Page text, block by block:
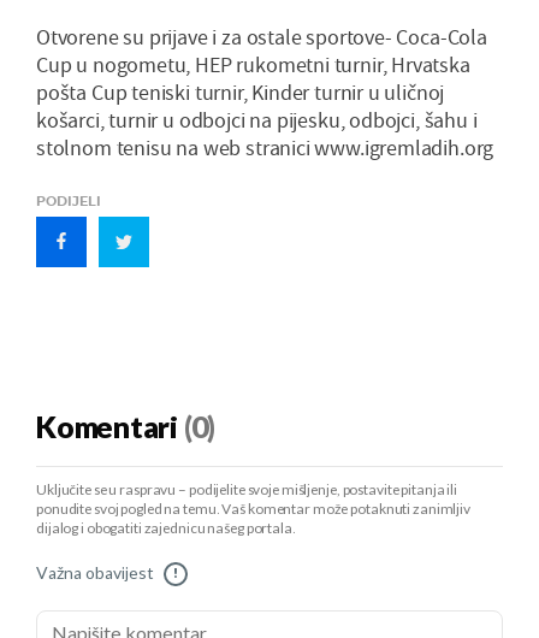
Otvorene su prijave i za ostale sportove- Coca-Cola
Cup u nogometu, HEP rukometni turnir, Hrvatska
pošta Cup teniski turnir, Kinder turnir u uličnoj
košarci, turnir u odbojci na pijesku, odbojci, šahu i
stolnom tenisu na web stranici www.igremladih.org
PODIJELI
Komentari (0)
Uključite se u raspravu – podijelite svoje mišljenje, postavite pitanja ili
ponudite svoj pogled na temu. Vaš komentar može potaknuti zanimljiv
dijalog i obogatiti zajednicu našeg portala.
Važna obavijest !